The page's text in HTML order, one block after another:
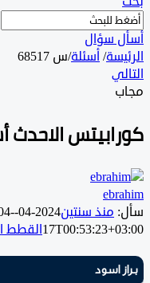
سؤال
/ أسئلة/س 68517
الاحدث
منذ سنتين2024-04-17T00:53:23+03:00
04-
القطط
اسود